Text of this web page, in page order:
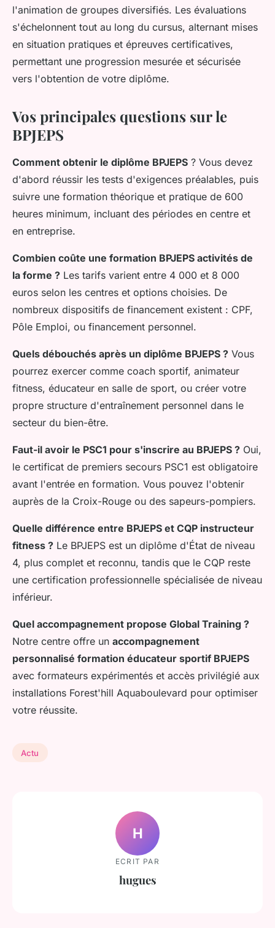
l'animation de groupes diversifiés. Les évaluations
s'échelonnent tout au long du cursus, alternant mises
en situation pratiques et épreuves certificatives,
permettant une progression mesurée et sécurisée
vers l'obtention de votre diplôme.
Vos principales questions sur le
BPJEPS
Comment obtenir le diplôme BPJEPS ? Vous devez
d'abord réussir les tests d'exigences préalables, puis
suivre une formation théorique et pratique de 600
heures minimum, incluant des périodes en centre et
en entreprise.
Combien coûte une formation BPJEPS activités de
la forme ? Les tarifs varient entre 4 000 et 8 000
euros selon les centres et options choisies. De
nombreux dispositifs de financement existent : CPF,
Pôle Emploi, ou financement personnel.
Quels débouchés après un diplôme BPJEPS ? Vous
pourrez exercer comme coach sportif, animateur
fitness, éducateur en salle de sport, ou créer votre
propre structure d'entraînement personnel dans le
secteur du bien-être.
Faut-il avoir le PSC1 pour s'inscrire au BPJEPS ? Oui,
le certificat de premiers secours PSC1 est obligatoire
avant l'entrée en formation. Vous pouvez l'obtenir
auprès de la Croix-Rouge ou des sapeurs-pompiers.
Quelle différence entre BPJEPS et CQP instructeur
fitness ? Le BPJEPS est un diplôme d'État de niveau
4, plus complet et reconnu, tandis que le CQP reste
une certification professionnelle spécialisée de niveau
inférieur.
Quel accompagnement propose Global Training ?
Notre centre offre un accompagnement
personnalisé formation éducateur sportif BPJEPS
avec formateurs expérimentés et accès privilégié aux
installations Forest'hill Aquaboulevard pour optimiser
votre réussite.
Actu
H
ECRIT PAR
hugues